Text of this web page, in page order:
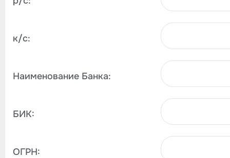
к/с:
Наименование Банка:
БИК:
ОГРН: